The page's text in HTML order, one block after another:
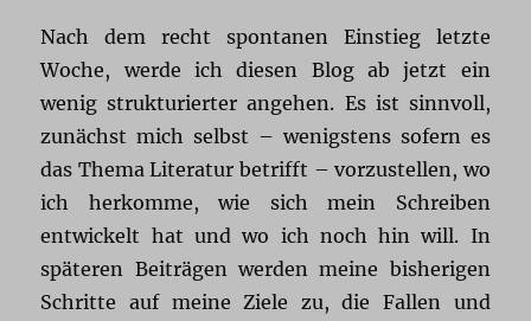
Nach dem recht spontanen Einstieg letzte
Woche, werde ich diesen Blog ab jetzt ein
wenig strukturierter angehen. Es ist sinnvoll,
zunächst mich selbst – wenigstens sofern es
das Thema Literatur betrifft – vorzustellen, wo
ich herkomme, wie sich mein Schreiben
entwickelt hat und wo ich noch hin will. In
späteren Beiträgen werden meine bisherigen
Schritte auf meine Ziele zu, die Fallen und